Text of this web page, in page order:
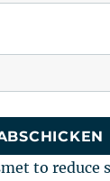
to reduce